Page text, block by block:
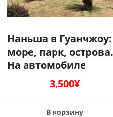
Наньша в Гуанчжоу:
море, парк, острова.
На автомобиле
3,500¥
В корзину